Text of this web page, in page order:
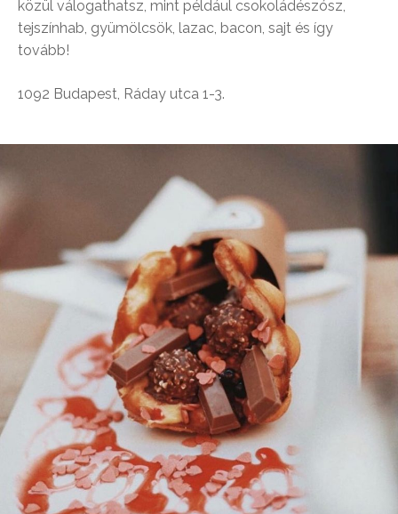
közül válogathatsz, mint például csokoládészósz,
tejszínhab, gyümölcsök, lazac, bacon, sajt és így
tovább!
1092 Budapest, Ráday utca 1-3.